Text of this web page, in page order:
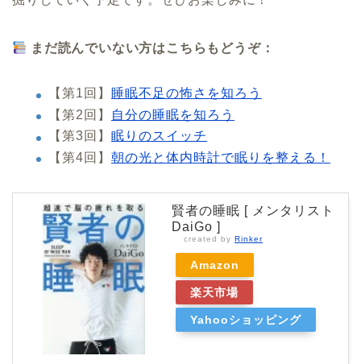
まだ読んでいない方はこちらもどうぞ：
【第1回】 睡眠不足の怖さを知ろう
【第2回】
自分の睡眠を知ろう
【第3回】 眠りのスイッチ
【第4回】 朝の光と体内時計で眠りを整える！
賢者の睡眠 [ メンタリスト
DaiGo ]
created by Rinker
Amazon
楽天市場
Yahooショッピング